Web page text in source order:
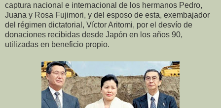
captura nacional e internacional de los hermanos Pedro,
Juana y Rosa Fujimori, y del esposo de esta, exembajador
del régimen dictatorial, Víctor Aritomi, por el desvío de
donaciones recibidas desde Japón en los años 90,
utilizadas en beneficio propio.